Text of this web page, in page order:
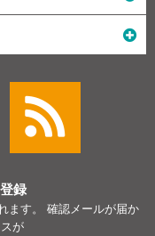
登録
ます。 確認メールが届か
が